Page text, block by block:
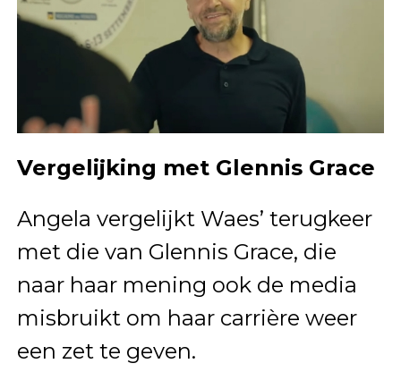
Vergelijking met Glennis Grace
Angela vergelijkt Waes’ terugkeer
met die van Glennis Grace, die
naar haar mening ook de media
misbruikt om haar carrière weer
een zet te geven.